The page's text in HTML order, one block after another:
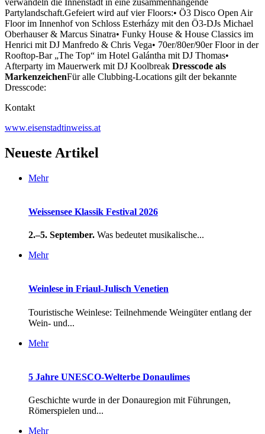
Partylandschaft.Gefeiert wird auf vier Floors:• Ö3 Disco Open Air
Floor im Innenhof von Schloss Esterházy mit den Ö3-DJs Michael
Oberhauser & Marcus Sinatra• Funky House & House Classics im
Henrici mit DJ Manfredo & Chris Vega• 70er/80er/90er Floor in der
Rooftop-Bar „The Top“ im Hotel Galántha mit DJ Thomas•
Afterparty im Mauerwerk mit DJ Koolbreak Dresscode als
MarkenzeichenFür alle Clubbing-Locations gilt der bekannte
Dresscode:
Kontakt
www.eisenstadtinweiss.at
Neueste Artikel
Mehr
Weissensee Klassik Festival 2026
2.–5. September. Was bedeutet musikalische...
Mehr
Weinlese in Friaul-Julisch Venetien
Touristische Weinlese: Teilnehmende Weingüter entlang der
Wein- und...
Mehr
5 Jahre UNESCO-Welterbe Donaulimes
Geschichte wurde in der Donauregion mit Führungen,
Römerspielen und...
Mehr